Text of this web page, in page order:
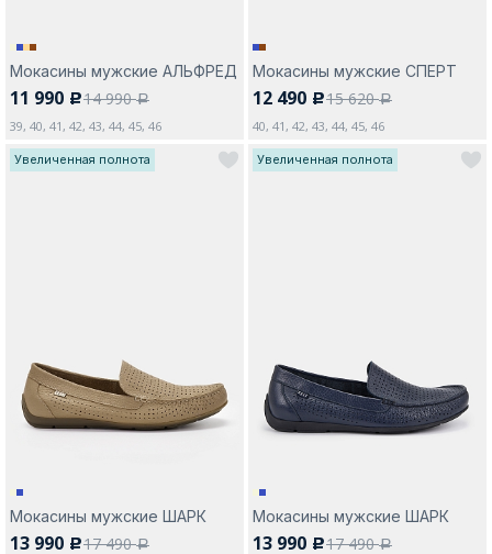
Мокасины мужские АЛЬФРЕД
11 990 c14 990a
39, 40, 41, 42, 43, 44, 45, 46
Мокасины мужские СПЕРТ
12 490 c15 620a
40, 41, 42, 43, 44, 45, 46
Увеличенная полнота
Мокасины мужские ШАРК
13 990 c17 490a
Увеличенная полнота
Мокасины мужские ШАРК
13 990 c17 490a